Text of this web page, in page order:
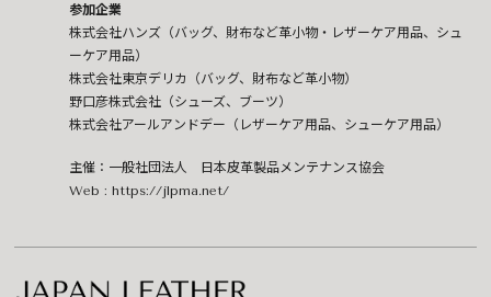
参加企業
株式会社ハンズ（バッグ、財布など革小物・レザーケア用品、シュ
ーケア用品）
株式会社東京デリカ（バッグ、財布など革小物）
野口彦株式会社（シューズ、ブーツ）
株式会社アールアンドデー（レザーケア用品、シューケア用品）
主催：一般社団法人 日本皮革製品メンテナンス協会
Web :https://jlpma.net/